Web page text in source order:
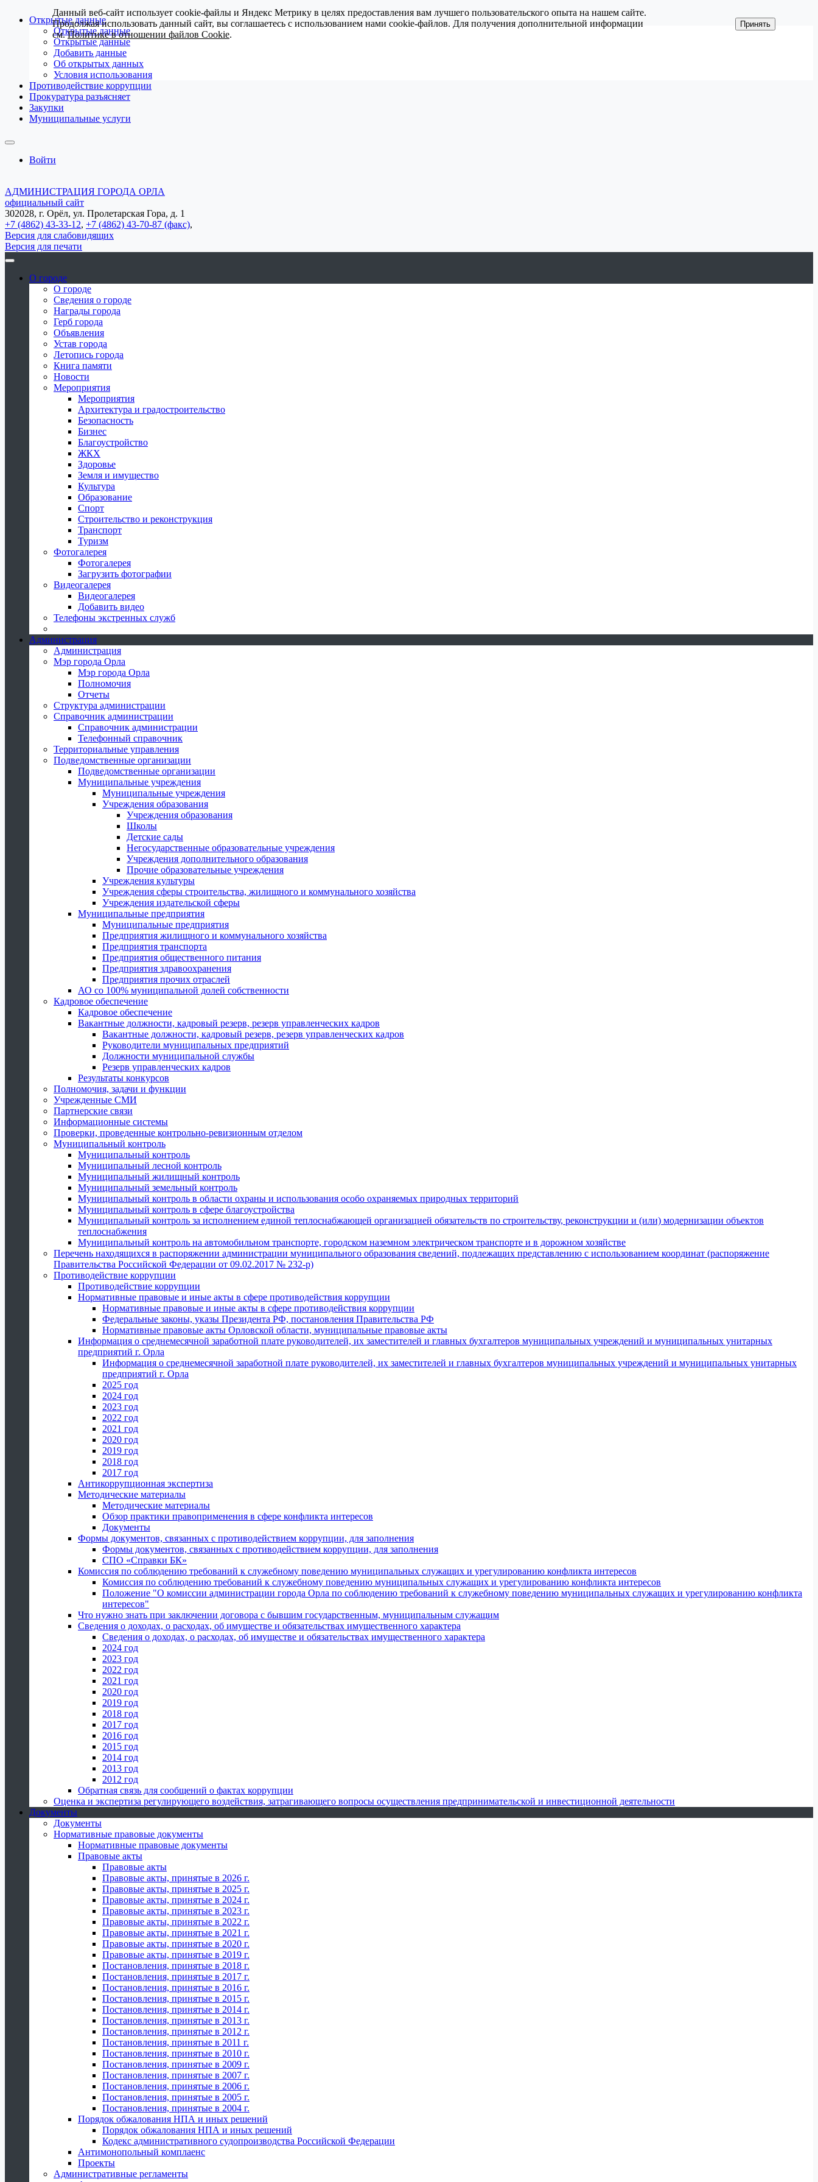
Открытые данные
Открытые данные
Открытые данные
Добавить данные
Об открытых данных
Условия использования
Противодействие коррупции
Прокуратура разъясняет
Закупки
Муниципальные услуги
Войти
АДМИНИСТРАЦИЯ ГОРОДА ОРЛА
официальный сайт
302028, г. Орёл, ул. Пролетарская Гора, д. 1
+7 (4862) 43-33-12, +7 (4862) 43-70-87 (факс),
Версия для слабовидящих
Версия для печати
О городе
О городе
Сведения о городе
Награды города
Герб города
Объявления
Устав города
Летопись города
Книга памяти
Новости
Мероприятия
Мероприятия
Архитектура и градостроительство
Безопасность
Бизнес
Благоустройство
ЖКХ
Здоровье
Земля и имущество
Культура
Образование
Спорт
Строительство и реконструкция
Транспорт
Туризм
Фотогалерея
Фотогалерея
Загрузить фотографии
Видеогалерея
Видеогалерея
Добавить видео
Телефоны экстренных служб
Администрация
Администрация
Мэр города Орла
Мэр города Орла
Полномочия
Отчеты
Структура администрации
Справочник администрации
Справочник администрации
Телефонный справочник
Территориальные управления
Подведомственные организации
Подведомственные организации
Муниципальные учреждения
Муниципальные учреждения
Учреждения образования
Учреждения образования
Школы
Детские сады
Негосударственные образовательные учреждения
Учреждения дополнительного образования
Прочие образовательные учреждения
Учреждения культуры
Учреждения сферы строительства, жилищного и коммунального хозяйства
Учреждения издательской сферы
Муниципальные предприятия
Муниципальные предприятия
Предприятия жилищного и коммунального хозяйства
Предприятия транспорта
Предприятия общественного питания
Предприятия здравоохранения
Предприятия прочих отраслей
АО со 100% муниципальной долей собственности
Кадровое обеспечение
Кадровое обеспечение
Вакантные должности, кадровый резерв, резерв управленческих кадров
Вакантные должности, кадровый резерв, резерв управленческих кадров
Руководители муниципальных предприятий
Должности муниципальной службы
Резерв управленческих кадров
Результаты конкурсов
Полномочия, задачи и функции
Учрежденные СМИ
Партнерские связи
Информационные системы
Проверки, проведенные контрольно-ревизионным отделом
Муниципальный контроль
Муниципальный контроль
Муниципальный лесной контроль
Муниципальный жилищный контроль
Муниципальный земельный контроль
Муниципальный контроль в области охраны и использования особо охраняемых природных территорий
Муниципальный контроль в сфере благоустройства
Муниципальный контроль за исполнением единой теплоснабжающей организацией обязательств по строительству, реконструкции и (или) модернизации объектов
теплоснабжения
Муниципальный контроль на автомобильном транспорте, городском наземном электрическом транспорте и в дорожном хозяйстве
Перечень находящихся в распоряжении администрации муниципального образования сведений, подлежащих представлению с использованием координат (распоряжение
Правительства Российской Федерации от 09.02.2017 № 232-р)
Противодействие коррупции
Противодействие коррупции
Нормативные правовые и иные акты в сфере противодействия коррупции
Нормативные правовые и иные акты в сфере противодействия коррупции
Федеральные законы, указы Президента РФ, постановления Правительства РФ
Нормативные правовые акты Орловской области, муниципальные правовые акты
Информация о среднемесячной заработной плате руководителей, их заместителей и главных бухгалтеров муниципальных учреждений и муниципальных унитарных
предприятий г. Орла
Информация о среднемесячной заработной плате руководителей, их заместителей и главных бухгалтеров муниципальных учреждений и муниципальных унитарных
предприятий г. Орла
2025 год
2024 год
2023 год
2022 год
2021 год
2020 год
2019 год
2018 год
2017 год
Антикоррупционная экспертиза
Методические материалы
Методические материалы
Обзор практики правоприменения в сфере конфликта интересов
Документы
Формы документов, связанных с противодействием коррупции, для заполнения
Формы документов, связанных с противодействием коррупции, для заполнения
СПО «Справки БК»
Комиссия по соблюдению требований к служебному поведению муниципальных служащих и урегулированию конфликта интересов
Комиссия по соблюдению требований к служебному поведению муниципальных служащих и урегулированию конфликта интересов
Положение "О комиссии администрации города Орла по соблюдению требований к служебному поведению муниципальных служащих и урегулированию конфликта
интересов"
Что нужно знать при заключении договора с бывшим государственным, муниципальным служащим
Сведения о доходах, о расходах, об имуществе и обязательствах имущественного характера
Сведения о доходах, о расходах, об имуществе и обязательствах имущественного характера
2024 год
2023 год
2022 год
2021 год
2020 год
2019 год
2018 год
2017 год
2016 год
2015 год
2014 год
2013 год
2012 год
Обратная связь для сообщений о фактах коррупции
Оценка и экспертиза регулирующего воздействия, затрагивающего вопросы осуществления предпринимательской и инвестиционной деятельности
Документы
Документы
Нормативные правовые документы
Нормативные правовые документы
Правовые акты
Правовые акты
Правовые акты, принятые в 2026 г.
Правовые акты, принятые в 2025 г.
Правовые акты, принятые в 2024 г.
Правовые акты, принятые в 2023 г.
Правовые акты, принятые в 2022 г.
Правовые акты, принятые в 2021 г.
Правовые акты, принятые в 2020 г.
Правовые акты, принятые в 2019 г.
Постановления, принятые в 2018 г.
Постановления, принятые в 2017 г.
Постановления, принятые в 2016 г.
Постановления, принятые в 2015 г.
Постановления, принятые в 2014 г.
Постановления, принятые в 2013 г.
Постановления, принятые в 2012 г.
Постановления, принятые в 2011 г.
Постановления, принятые в 2010 г.
Постановления, принятые в 2009 г.
Постановления, принятые в 2007 г.
Постановления, принятые в 2006 г.
Постановления, принятые в 2005 г.
Постановления, принятые в 2004 г.
Порядок обжалования НПА и иных решений
Порядок обжалования НПА и иных решений
Кодекс административного судопроизводства Российской Федерации
Антимонопольный комплаенс
Проекты
Административные регламенты
Данный веб-сайт использует cookie-файлы и Яндекс Метрику в целях предоставления вам лучшего пользовательского опыта на нашем сайте.
Продолжая использовать данный сайт, вы соглашаетесь с использованием нами cookie-файлов. Для получения дополнительной информации
см.Политике в отношении файлов Cookie.
Принять